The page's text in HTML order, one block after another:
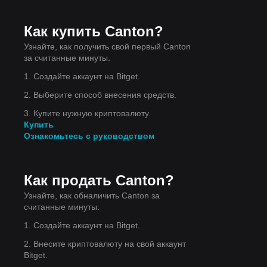
Как купить Canton?
Узнайте, как получить свой первый Canton
за считанные минуты.
1. Создайте аккаунт на Bitget.
2. Выберите способ внесения средств.
3. Купите нужную криптовалюту.
Купить
Ознакомьтесь с руководством
Как продать Canton?
Узнайте, как обналичить Canton за
считанные минуты.
1. Создайте аккаунт на Bitget.
2. Внесите криптовалюту на свой аккаунт
Bitget.